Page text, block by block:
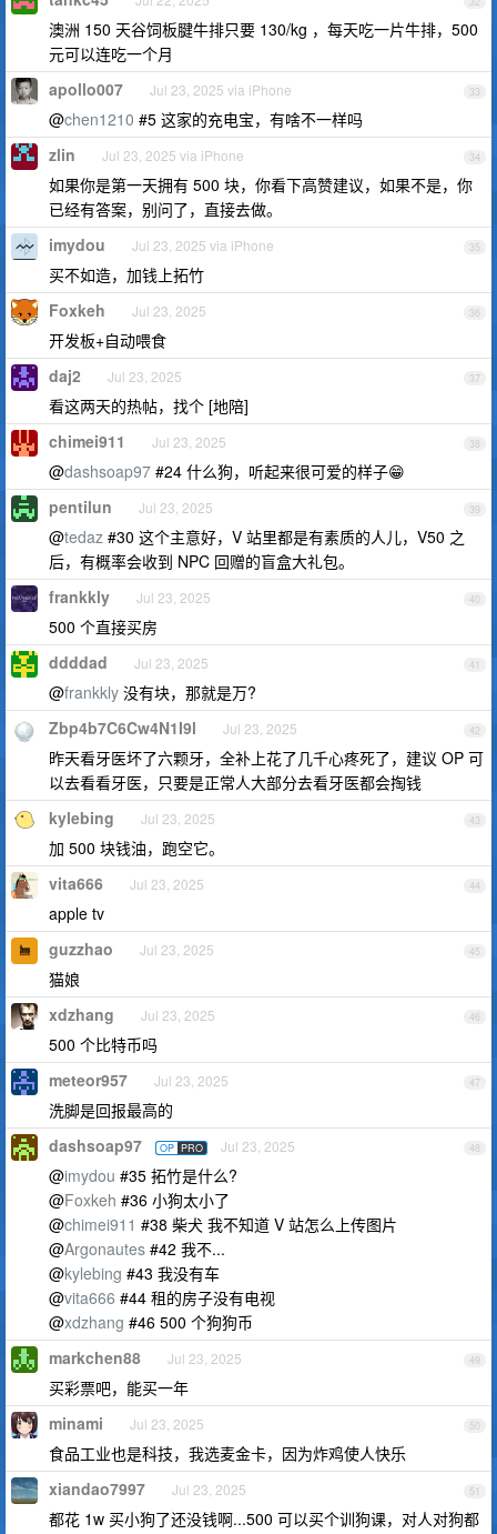
澳洲 150 天谷饲板腱牛排只要 130/kg ，每天吃一片牛排，500
元可以连吃一个月
33
apollo007 Jul 23, 2025 via iPhone
@chen1210 #5 这家的充电宝，有啥不一样吗
34
zlin Jul 23, 2025 via iPhone
如果你是第一天拥有 500 块，你看下高赞建议，如果不是，你
已经有答案，别问了，直接去做。
35
imydou Jul 23, 2025 via iPhone
买不如造，加钱上拓竹
36
Foxkeh Jul 23, 2025
开发板+自动喂食
37
daj2 Jul 23, 2025
看这两天的热帖，找个 [地陪]
38
chimei911 Jul 23, 2025
@dashsoap97 #24 什么狗，听起来很可爱的样子😁
39
pentilun Jul 23, 2025
@tedaz #30 这个主意好，V 站里都是有素质的人儿，V50 之
后，有概率会收到 NPC 回赠的盲盒大礼包。
40
frankkly Jul 23, 2025
500 个直接买房
41
ddddad Jul 23, 2025
@frankkly 没有块，那就是万?
42
Zbp4b7C6Cw4N1I9l Jul 23, 2025
昨天看牙医坏了六颗牙，全补上花了几千心疼死了，建议 OP 可
以去看看牙医，只要是正常人大部分去看牙医都会掏钱
43
kylebing Jul 23, 2025
加 500 块钱油，跑空它。
44
vita666 Jul 23, 2025
apple tv
45
guzzhao Jul 23, 2025
猫娘
46
xdzhang Jul 23, 2025
500 个比特币吗
47
meteor957 Jul 23, 2025
洗脚是回报最高的
48
dashsoap97 OP PRO Jul 23, 2025
@imydou #35 拓竹是什么?
@Foxkeh #36 小狗太小了
@chimei911 #38 柴犬 我不知道 V 站怎么上传图片
@Argonautes #42 我不...
@kylebing #43 我没有车
@vita666 #44 租的房子没有电视
@xdzhang #46 500 个狗狗币
49
markchen88 Jul 23, 2025
买彩票吧，能买一年
50
minami Jul 23, 2025
食品工业也是科技，我选麦金卡，因为炸鸡使人快乐
51
xiandao7997 Jul 23, 2025
都花 1w 买小狗了还没钱啊...500 可以买个训狗课，对人对狗都